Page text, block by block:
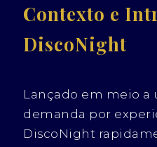
Contexto e
DiscoNight
Lançado em meio a
demanda por
DiscoNight